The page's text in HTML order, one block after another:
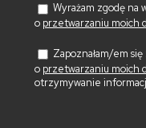
Wyrażam zgodę na
o przetwarzaniu moich
Zapoznałam/em
o przetwarzaniu moich
otrzymywanie